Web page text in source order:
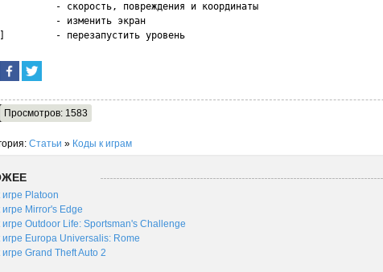
- скорость, повреждения и координаты
- изменить экран
- перезапустить уровень
Просмотров: 1583
Статьи » Коды к играм
игре Platoon
игре Mirror's Edge
игре Outdoor Life: Sportsman's Challenge
игре Europa Universalis: Rome
игре Grand Theft Auto 2